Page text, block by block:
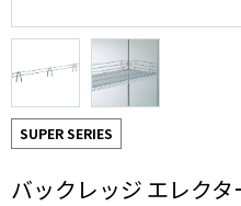
SUPER SERIES
バックレッジ エレク